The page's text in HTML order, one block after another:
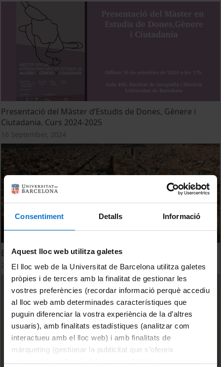
Consentiment Detalls Informació
Aquest lloc web utilitza galetes
El lloc web de la Universitat de Barcelona utilitza galetes
pròpies i de tercers amb la finalitat de gestionar les
vostres preferències (recordar informació perquè accediu
al lloc web amb determinades característiques que
puguin diferenciar la vostra experiència de la d’altres
usuaris), amb finalitats estadístiques (analitzar com
interactueu amb el lloc web) i amb finalitats de
màrqueting (gestionar la publicitat que s’ofereix
Presentació del Màster d’Estudis de Dones, Gènere i
Ciutadania. Curs 2024-2025
16 September, 2024
Et donem la benvinguda al curs acadèmic 2024-2025!
29 July, 2024